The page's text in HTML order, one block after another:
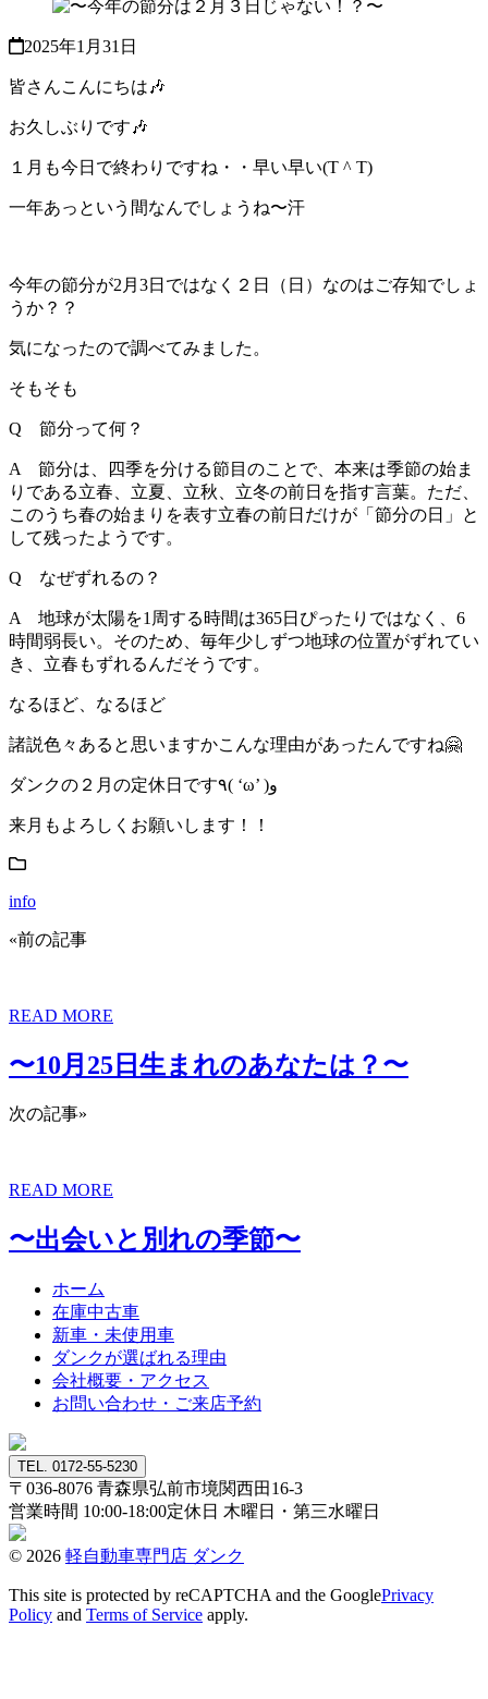
2025年1月31日
皆さんこんにちは🎶
お久しぶりです🎶
１月も今日で終わりですね・・早い早い(T ^ T)
一年あっという間なんでしょうね〜汗
今年の節分が2月3日ではなく２日（日）なのはご存知でしょ
うか？？
気になったので調べてみました。
そもそも
Q 節分って何？
A 節分は、四季を分ける節目のことで、本来は季節の始ま
りである立春、立夏、立秋、立冬の前日を指す言葉。ただ、
このうち春の始まりを表す立春の前日だけが「節分の日」と
して残ったようです。
Q なぜずれるの？
A 地球が太陽を1周する時間は365日ぴったりではなく、6
時間弱長い。そのため、毎年少しずつ地球の位置がずれてい
き、立春もずれるんだそうです。
なるほど、なるほど
諸説色々あると思いますかこんな理由があったんですね🤗
ダンクの２月の定休日です٩( ‘ω’ )و
来月もよろしくお願いします！！
info
«前の記事
READ MORE
〜10月25日生まれのあなたは？〜
次の記事»
READ MORE
〜出会いと別れの季節〜
ホーム
在庫中古車
新車・未使用車
ダンクが選ばれる理由
会社概要・アクセス
お問い合わせ・ご来店予約
TEL. 0172-55-5230
〒036-8076 青森県弘前市境関西田16-3
営業時間 10:00-18:00定休日 木曜日・第三水曜日
© 2026 軽自動車専門店 ダンク
This site is protected by reCAPTCHA and the GooglePrivacy
Policy and Terms of Service apply.